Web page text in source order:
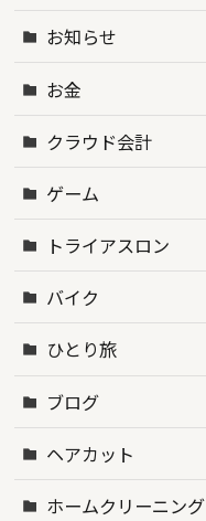
お知らせ
お金
クラウド会計
ゲーム
トライアスロン
バイク
ひとり旅
ブログ
ヘアカット
ホームクリーニング